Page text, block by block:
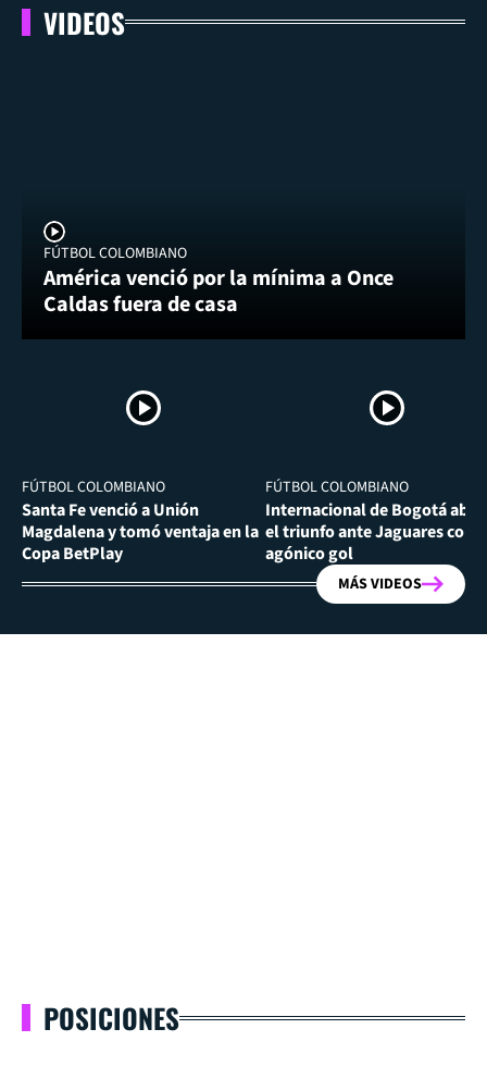
VIDEOS
FÚTBOL COLOMBIANO
América venció por la mínima a Once
Caldas fuera de casa
FÚTBOL COLOMBIANO
Santa Fe venció a Unión
Magdalena y tomó ventaja en la
Copa BetPlay
FÚTBOL COLOMBIANO
Internacional de Bogotá
el triunfo ante Jaguares con
agónico gol
MÁS VIDEOS
POSICIONES